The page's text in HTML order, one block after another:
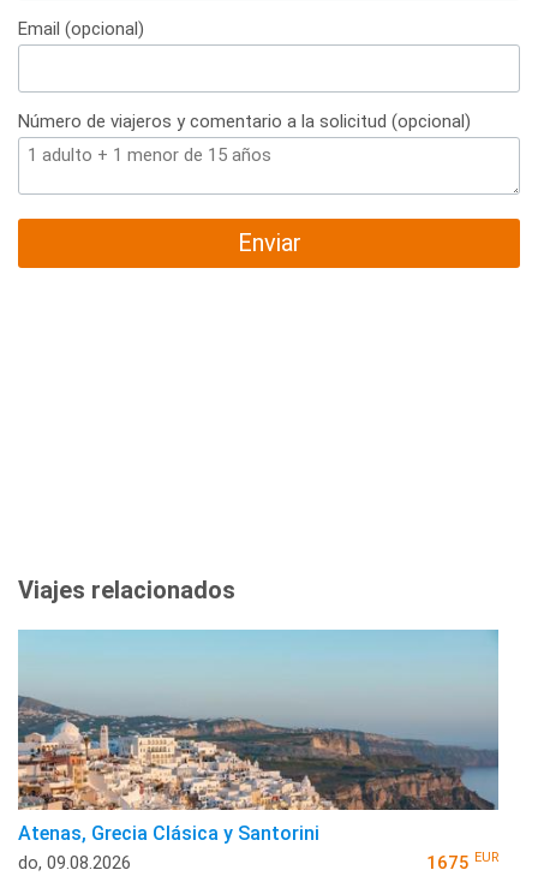
Email (opcional)
Número de viajeros y comentario a la solicitud (opcional)
Enviar
Viajes relacionados
Atenas, Grecia Clásica y Santorini
do, 09.08.2026 1675 EUR